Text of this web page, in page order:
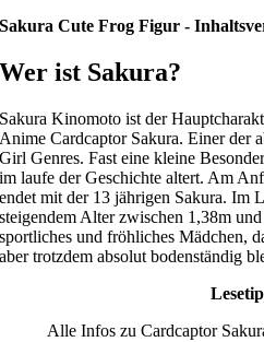
Sakura Cute Frog Figur -
Wer ist Sakura?
Sakura Kinomoto ist der
Anime Cardcaptor Sakura. Einer der
Girl Genres. Fast eine kleine
im laufe der Geschichte altert. Am
endet mit der 13 jährigen Sakura. Im
steigendem Alter zwischen 1,38m
sportliches und fröhliches Mädchen,
aber trotzdem absolut bodenständig
Alle Infos zu Cardcaptor